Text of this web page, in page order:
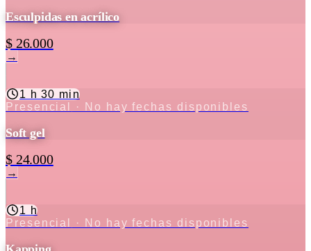
Esculpidas en acrílico
$ 26.000
→
1 h 30 min
Presencial
· No hay fechas disponibles
Soft gel
$ 24.000
→
1 h
Presencial
· No hay fechas disponibles